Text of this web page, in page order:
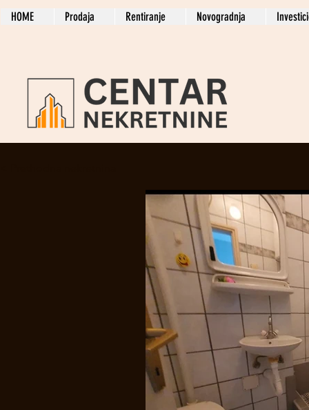
HOME Prodaja Rentiranje Novogradnja